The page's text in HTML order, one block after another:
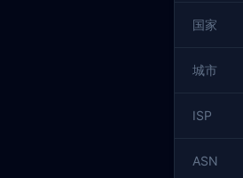
国家
城市
ISP
ASN